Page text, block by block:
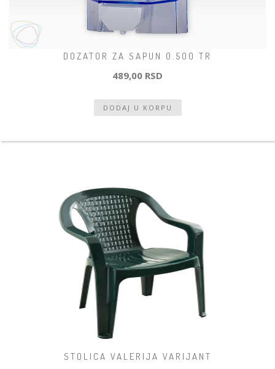
DOZATOR ZA SAPUN 0.500 TR
489,00 RSD
STOLICA VALERIJA VARIJANT